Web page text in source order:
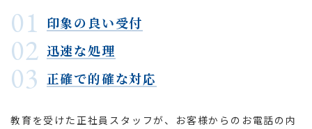
手した個人情報は、正確な状態に保ち、不正アクセ
ス、紛失・破壊・改ざんおよび漏洩等を防止するため
の措置を講じます。
個人情報の処理を伴う業務を外部から受託する場合
は、委託者が個人情報を入手した際、本人の同意を得
あることを確認します。
01 印象の良い受付
02 迅速な処理
03 正確で的確な対応
教育を受けた正社員スタッフが、お客様からのお電話の内